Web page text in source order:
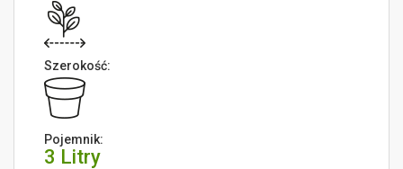
Szerokość:
Pojemnik:
3 Litry